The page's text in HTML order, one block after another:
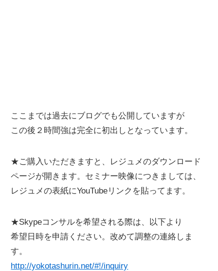
ここまでは過去にブログでも公開していますが
この後２時間強は完全に初出しとなっています。
★ご購入いただきますと、レジュメのダウンロード
ページが開きます。セミナー映像につきましては、
レジュメの表紙にYouTubeリンクを貼ってます。
★Skypeコンサルを希望される際は、以下より
希望日時を申請ください。改めて調整の連絡しま
す。
http://yokotashurin.net/#!/inquiry